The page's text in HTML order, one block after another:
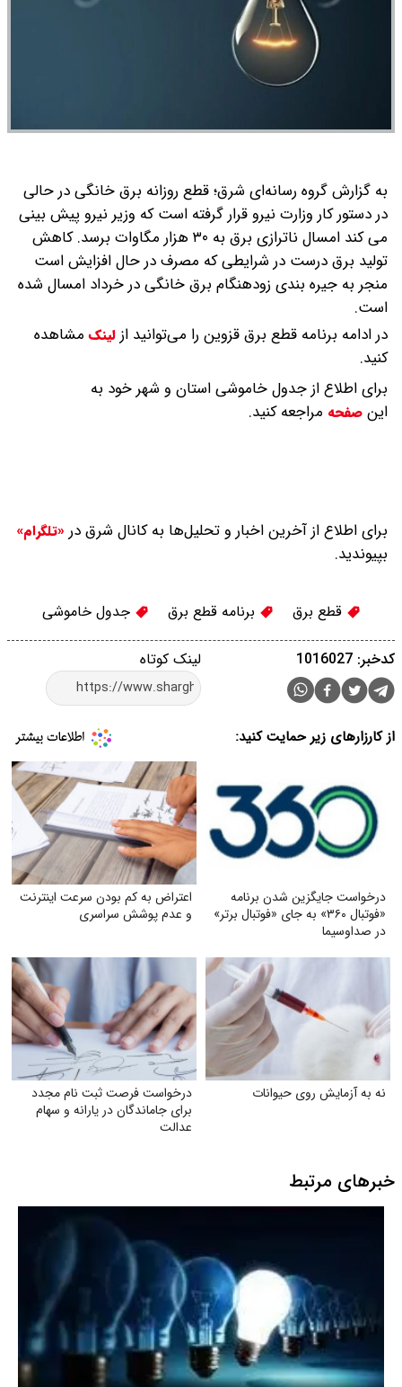
به گزارش گروه رسانه‌ای شرق؛ قطع روزانه برق خانگی در حالی
در دستور کار وزارت نیرو قرار گرفته است که وزیر نیرو پیش بینی
می کند امسال ناترازی برق به ۳۰ هزار مگاوات برسد.
کاهش
تولید برق درست در شرایطی که مصرف در حال افزایش است
منجر به جیره بندی زودهنگام برق خانگی در خرداد امسال شده
است.
در ادامه برنامه قطع برق قزوین را می‌توانید از لینکمشاهده
کنید.
برای اطلاع از جدول خاموشی استان و شهر خود به
این صفحه مراجعه کنید.
برای اطلاع از آخرین اخبار و تحلیل‌ها به کانال شرق در «تلگرام»
بپیوندید.
قطع برق برنامه قطع برق جدول خاموشی
لینک کوتاه کدخبر: 1016027
از کارزارهای زیر حمایت کنید:
درخواست جایگزین شدن برنامه
«فوتبال ۳۶۰» به جای «فوتبال برتر»
در صداوسیما
اعتراض به کم بودن سرعت اینترنت
و عدم پوشش سراسری
نه به آزمایش روی حیوانات
درخواست فرصت ثبت‌ نام مجدد
برای جاماندگان در یارانه و سهام
عدالت
خبرهای مرتبط